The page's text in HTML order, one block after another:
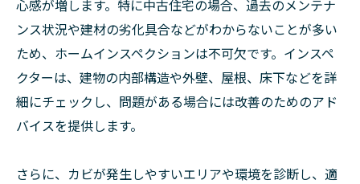
心感が増します。特に中古住宅の場合、過去のメンテナ
ンス状況や建材の劣化具合などがわからないことが多い
ため、ホームインスペクションは不可欠です。インスペ
クターは、建物の内部構造や外壁、屋根、床下などを詳
細にチェックし、問題がある場合には改善のためのアド
バイスを提供します。
さらに、カビが発生しやすいエリアや環境を診断し、適